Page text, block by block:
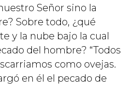
Señor sino la
Sobre todo, ¿qué
y la nube bajo la cual
del hombre? “Todos
como ovejas.
en él el pecado de